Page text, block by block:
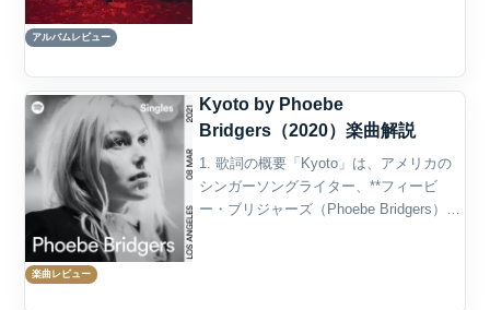
アルバムレビュー
楽曲レビュー
Kyoto by Phoebe
Bridgers（2020）楽曲解説
1. 歌詞の概要「Kyoto」は、アメリカの
シンガーソングライター、**フィービ
ー・ブリジャーズ（Phoebe Bridgers）**